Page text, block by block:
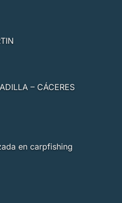
– CÁCERES
en carpfishing